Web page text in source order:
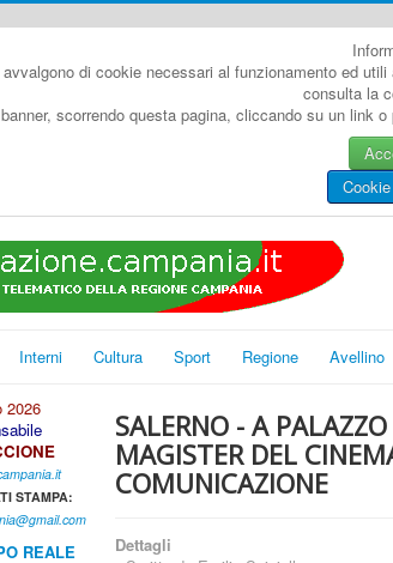
di cookie necessari al funzionamento ed
consulta la
scorrendo questa pagina, cliccando su un link
Interni Cultura Sport Regione Avellino
2026
STAMPA:
REALE
SALERNO - A
MAGISTER DEL
COMUNICAZIONE
Dettagli